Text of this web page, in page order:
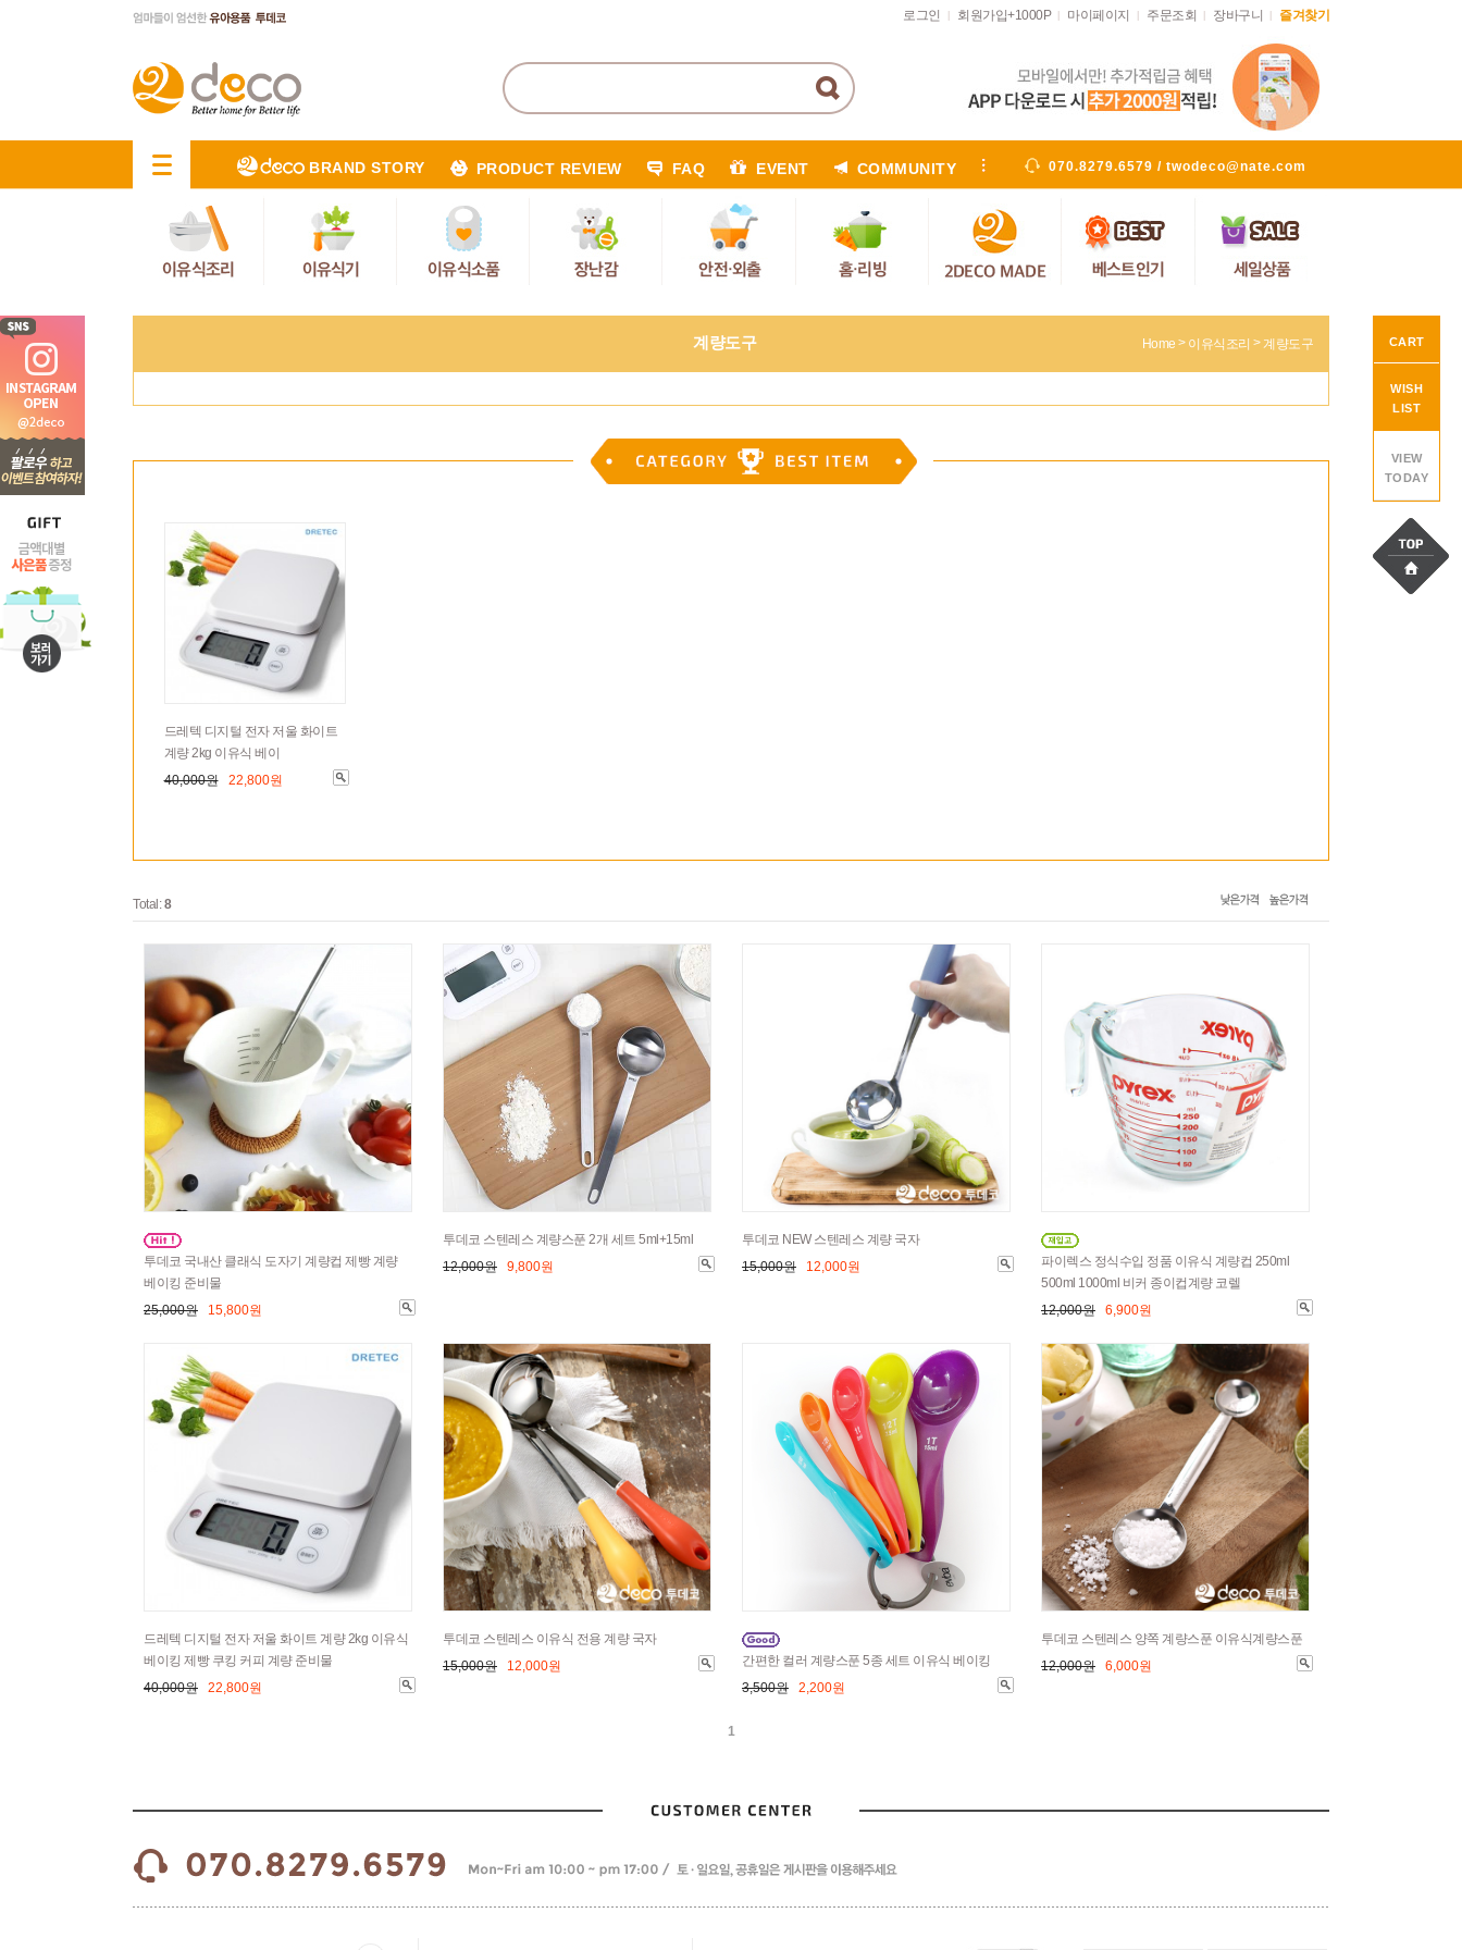
CART
WISH
LIST
VIEW
TODAY
로그인 회원가입+1000P 마이페이지 주문조회 장바구니 즐겨찾기
BRAND STORY PRODUCT REVIEW FAQ EVENT COMMUNITY 070.8279.6579 / twodeco@nate.com
계량도구 Home > 이유식조리 >계량도구
드레텍 디지털 전자 저울 화이트
계량 2kg 이유식 베이
40,000원22,800원
Total: 8
투데코 국내산 클래식 도자기 계량컵 제빵 계량
베이킹 준비물
25,000원 15,800원
투데코 스텐레스 계량스푼 2개 세트 5ml+15ml
12,000원 9,800원
투데코 NEW 스텐레스 계량 국자
15,000원 12,000원
파이렉스 정식수입 정품 이유식 계량컵 250ml
500ml 1000ml 비커 종이컵계량 코렐
12,000원 6,900원
드레텍 디지털 전자 저울 화이트 계량 2kg 이유식
베이킹 제빵 쿠킹 커피 계량 준비물
40,000원 22,800원
투데코 스텐레스 이유식 전용 계량 국자
15,000원 12,000원
간편한 컬러 계량스푼 5종 세트 이유식 베이킹
3,500원 2,200원
투데코 스텐레스 양쪽 계량스푼 이유식계량스푼
12,000원 6,000원
1